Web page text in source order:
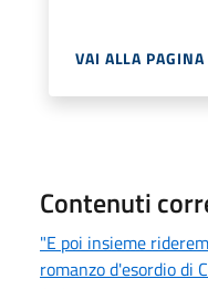
VAI ALLA PAGINA
Contenuti
"E poi insieme
romanzo d'esordio di